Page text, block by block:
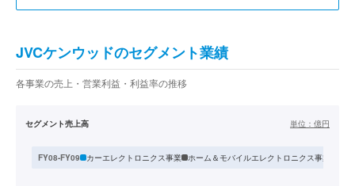
JVCケンウッドのセグメント業績
各事業の売上・営業利益・利益率の推移
セグメント売上高 単位： 億円
FY08-FY09 カーエレクトロニクス事業 ホーム＆モバイルエレクトロニクス事業